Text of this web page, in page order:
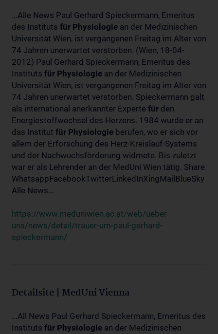
...Alle News Paul Gerhard Spieckermann, Emeritus
des Instituts für Physiologie an der Medizinischen
Universität Wien, ist vergangenen Freitag im Alter von
74 Jahren unerwartet verstorben. (Wien, 18-04-
2012) Paul Gerhard Spieckermann, Emeritus des
Instituts für Physiologie an der Medizinischen
Universität Wien, ist vergangenen Freitag im Alter von
74 Jahren unerwartet verstorben. Spieckermann galt
als international anerkannter Experte für den
Energiestoffwechsel des Herzens. 1984 wurde er an
das Institut für Physiologie berufen, wo er sich vor
allem der Erforschung des Herz-Kreislauf-Systems
und der Nachwuchsförderung widmete. Bis zuletzt
war er als Lehrender an der MedUni Wien tätig. Share
WhatsappFacebookTwitterLinkedInXingMailBlueSky
Alle News...
https://www.meduniwien.ac.at/web/ueber-
uns/news/detail/trauer-um-paul-gerhard-
spieckermann/
Detailsite | MedUni Vienna
...All News Paul Gerhard Spieckermann, Emeritus des
Instituts für Physiologie an der Medizinischen